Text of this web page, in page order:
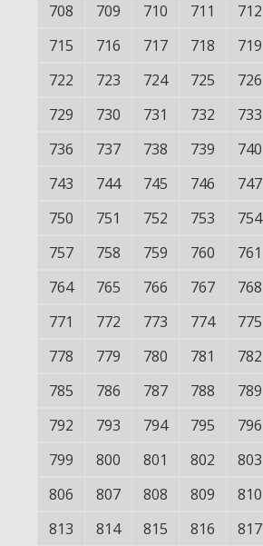
708
709 710 711 712
715
716 717 718 719
722
723 724 725 726
729
730 731 732 733
736
737 738 739 740
743
744 745 746 747
750
751 752 753 754
757
758 759 760 761
764
765 766 767 768
771
772 773 774 775
778
779 780 781 782
785
786 787 788 789
792
793 794 795 796
799
800 801 802 803
806
807 808 809 810
813
814 815 816 817